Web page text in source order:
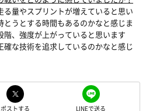
量やスプリントが増えていると思い
うとする時間もあるのかなと感じま
階、強度が上がっていると思います
確な技術を追求しているのかなと感じ
ポストする LINEで送る